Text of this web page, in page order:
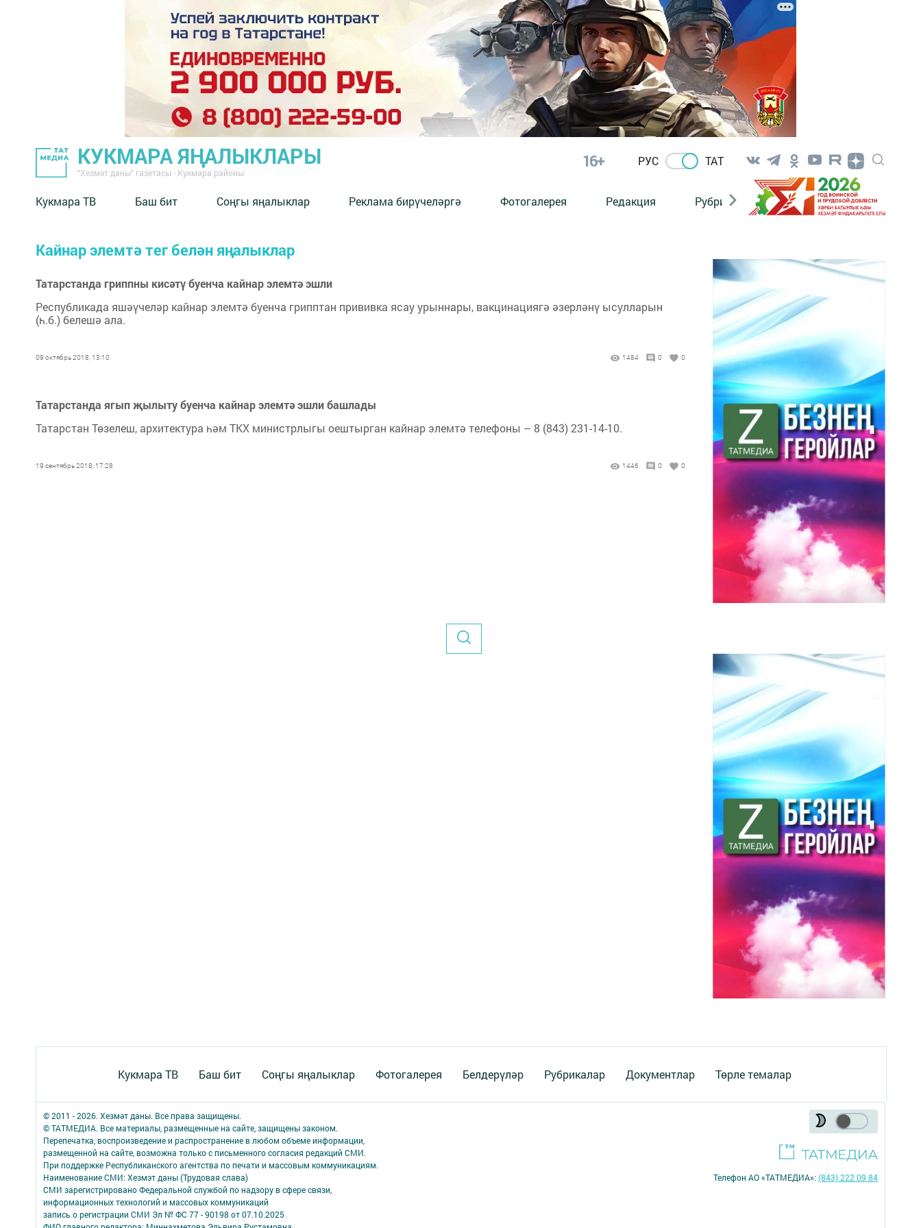
КУКМАРА ЯҢАЛЫКЛАРЫ
"Хезмәт даны" газетасы - Кукмара районы
16+ РУС ТАТ
Кукмара ТВ Баш бит Соңгы яңалыклар Реклама бирүчеләргә Фотогалерея Редакция Рубрикалар
Кайнар элемтә тег белән яңалыклар
Татарстанда гриппны кисәтү буенча кайнар элемтә эшли
Республикада яшәүчеләр кайнар элемтә буенча грипптан прививка ясау урыннары, вакцинациягә әзерләнү ысулларын
(һ.б.) белешә ала.
09 октябрь 2018, 13:10 1484 0 0
Татарстанда ягып җылыту буенча кайнар элемтә эшли башлады
Татарстан Төзелеш, архитектура һәм ТКХ министрлыгы оештырган кайнар элемтә телефоны – 8 (843) 231-14-10.
19 сентябрь 2018, 17:28 1446 0 0
Кукмара ТВ Баш бит Соңгы яңалыклар Фотогалерея Белдерүләр Рубрикалар Документлар Төрле темалар
© 2011 - 2026. Хезмәт даны. Все права защищены.
© ТАТМЕДИА. Все материалы, размещенные на сайте, защищены законом.
Перепечатка, воспроизведение и распространение в любом объеме информации,
размещенной на сайте, возможна только с письменного согласия редакций СМИ.
При поддержке Республиканского агентства по печати и массовым коммуникациям.
Наименование СМИ: Хезмэт даны (Трудовая слава)
СМИ зарегистрировано Федеральной службой по надзору в сфере связи,
информационных технологий и массовых коммуникаций
запись о регистрации СМИ Эл № ФС 77 - 90198 от 07.10.2025
Телефон АО «ТАТМЕДИА»:(843) 222 09 84